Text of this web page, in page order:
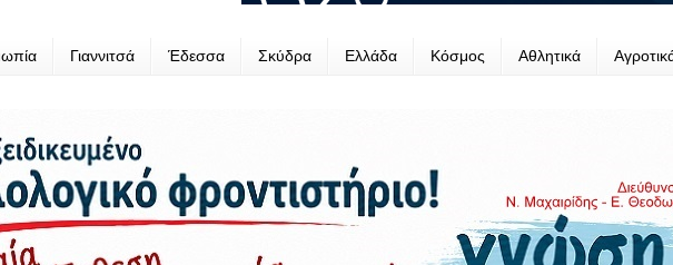
Γιαννιτσά Έδεσσα Σκύδρα Ελλάδα Κόσμος Αθλητικά